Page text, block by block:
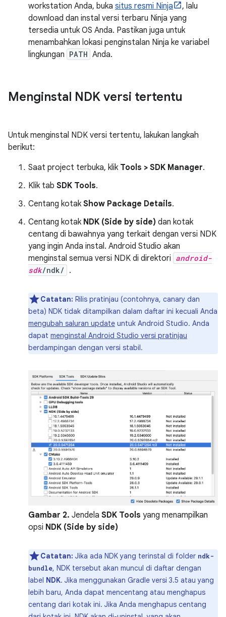
workstation Anda, buka situs resmi Ninja
, lalu
download dan instal versi terbaru Ninja yang
tersedia untuk OS Anda. Pastikan juga untuk
menambahkan lokasi penginstalan Ninja ke variabel
lingkungan PATH Anda.
Menginstal NDK versi tertentu
Untuk menginstal NDK versi tertentu, lakukan langkah
berikut:
Saat project terbuka, klik Tools > SDK Manager.
Klik tab SDK Tools.
Centang kotak Show Package Details.
Centang kotak NDK (Side by side) dan kotak
centang di bawahnya yang terkait dengan versi NDK
yang ingin Anda instal. Android Studio akan
menginstal semua versi NDK di direktori android-
sdk/ndk/ .
Catatan: Rilis pratinjau (contohnya, canary dan
beta) NDK tidak ditampilkan dalam daftar ini kecuali Anda
mengubah saluran update untuk Android Studio. Anda
dapat menginstal Android Studio versi pratinjau
berdampingan dengan versi stabil.
Gambar 2. Jendela SDK Tools yang menampilkan
opsi NDK (Side by side)
Catatan: Jika ada NDK yang terinstal di folder ndk-
bundle, NDK tersebut akan muncul di daftar dengan
label NDK. Jika menggunakan Gradle versi 3.5 atau yang
lebih baru, Anda dapat mencentang atau menghapus
centang dari kotak ini. Jika Anda menghapus centang